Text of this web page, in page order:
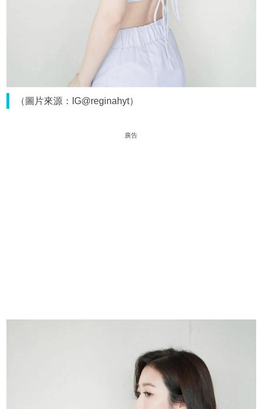
（圖片來源：IG@reginahyt）
廣告